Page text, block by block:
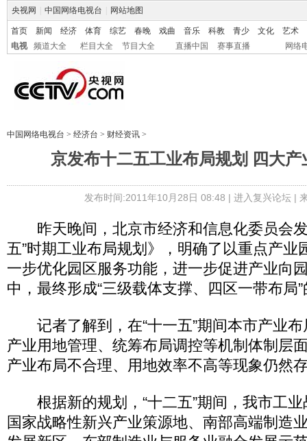
央视网 中国网络电视台 网站地图
首页 新闻 经济 体育 综艺 春晚 戏曲 音乐 科教 青少 文化
艺术
电视
频道大全 栏目大全 节目大全 直播中国 赛事直播 网络
中国网络电视台 > 经济台 > 财经资讯 >
京发布十二五工业布局规划 四大产
发布时间:2011年10月28日 08:48 | 进入复兴论坛|
昨天晚间，北京市经济和信息化委员会发
五”时期工业布局规划》，明确了以重点产业
一步优化园区服务功能，进一步促进产业向
中，最终形成“三级载体支撑、四区一带布局
记者了解到，在“十一五”期间本市产业布
产业用地管理、统筹布局调控等机制体制层
产业布局不合理、用地效率不高等现象仍然
根据新的规划，“十二五”期间，我市工业
国家战略性新兴产业策源地、南部高端制造